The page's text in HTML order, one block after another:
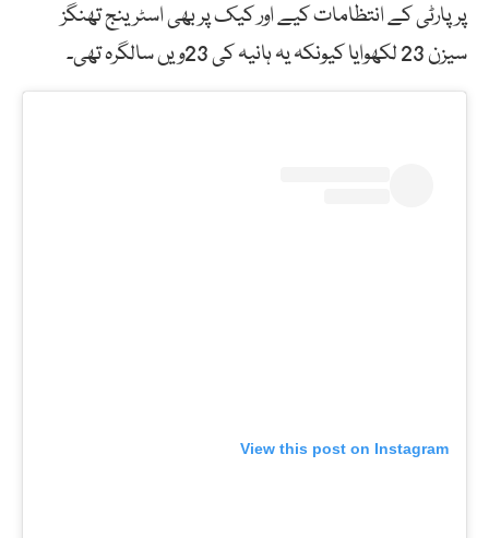
پر پارٹی کے انتظامات کیے اور کیک پر بھی اسٹرینج تھنگز
سیزن 23 لکھوایا کیونکہ یہ ہانیہ کی 23ویں سالگرہ تھی۔
View this post on Instagram